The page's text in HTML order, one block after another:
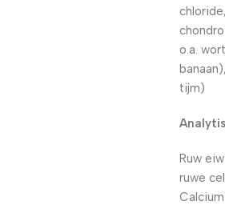
o.a.
tijm)
Ruw
ruwe
Calcium